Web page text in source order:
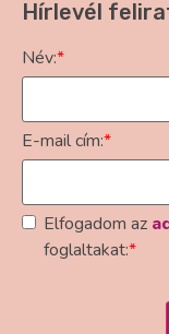
Hírlevél
Név:*
E-mail cím:*
Elfogadom az
foglaltakat:*